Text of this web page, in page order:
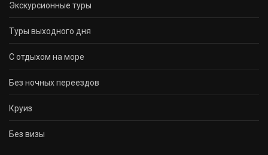
Экскурсионные туры
Туры выходного дня
С отдыхом на море
Без ночных переездов
Круиз
Без визы